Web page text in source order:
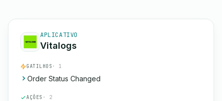
APLICATIVO
Vitalogs
GATILHOS · 1
Order Status Changed
AÇÕES · 2